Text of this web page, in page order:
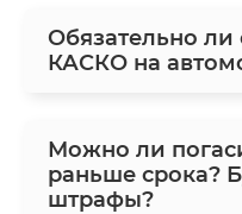
Обязательно
КАСКО на
Можно ли
раньше срока?
штрафы?